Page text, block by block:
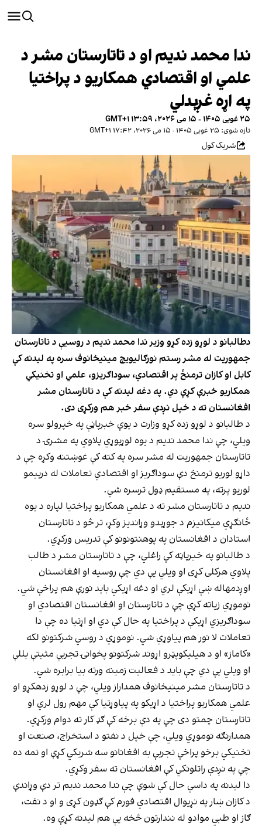
ندا محمد ندیم او د تاتارستان مشر د
علمي او اقتصادي همکاریو د پراختیا
په اړه غږېدلي
۲۵ غویی ۱۴۰۵ - ۱۵ می ۲۰۲۶، ۱۳:۵۹ GMT+۱
تازه شوی: ۲۵ غویی ۱۴۰۵ - ۱۵ می ۲۰۲۶، ۱۷:۴۲ GMT+۱
شریک کول
دطالبانو د لوړو زده کړو وزیر ندا محمد ندیم د روسیې د تاتارستان
جمهوریت له مشر رستم نورګالیویچ مینیخانوف سره په لیدنه کې
کابل او کازان ترمنځ پر اقتصادي، سوداګریزو، علمي او تخنیکي
همکاریو خبرې کړې دي. په دغه لیدنه کې د تاتارستان مشر
افغانستان ته د خپل نږدې سفر خبر هم ورکړی دی.
د طالبانو د لوړو زده کړو وزارت د یوې خبرپاڼې په خپرولو سره
ویلي، چې ندا محمد ندیم د یوه لوړپوړي پلاوي په مشرۍ د
تاتارستان جمهوریت له مشر سره په کته کې غوښتنه وکړه چې د
داړو لوریو ترمنخ دې سوداګریز او اقتصادي تعاملات له درېیمو
لوریو پرته، په مستقیم ډول ترسره شي.
ندیم د تاتارستان مشر ته د علمي همکاریو پراختیا لپاره د یوه
ځانګړي میکانیزم د جوړېدو وړاندیز وکړ، تر څو د تاتارستان
استادان د افغانستان په پوهنتونونو کې تدریس ورکړي.
د طالبانو په خبرپاڼه کې راغلي، چې د تاتارستان مشر د طالب
پلاوي هرکلی کړی او ویلي یې دي چې روسیه او افغانستان
اوږدمهاله ښې اړیکې لري او دغه اړیکي باید نورې هم پراخې شي.
نوموړي زیاته کړې چې د تاتارستان او افغانستان اقتصادي او
سوداګریزي اړیکې د پراختیا په حال کې دي او اړتیا ده چې دا
تعاملات لا نور هم پیاوړي شي. نوموړي د روسي شرکتونو لکه
«کاماز» او د هیلیکوپټرو اړوند شرکتونو پخوانۍ تجربې مثبتې بللې
او ویلي یې دي چې باید د فعالیت زمینه ورته بیا برابره شي.
د تاتارستان مشر مینیخانوف همداراز ویلي، چې د لوړو زدهکړو او
علمي همکاریو پراختیا د اړیکو په پیاوړتیا کې مهم رول لري او
تاتارستان چمتو دی چې په دې برخه کې ګډ کار ته دوام ورکړي.
همدارنګه نوموړي ویلي، چې خپل د نفتو د استخراج، صنعت او
تخنیکي برخو پراخې تجربې به افغانانو سه شریکي کړې او تمه ده
چې په نږدې راتلونکي کې افغانستان ته سفر وکړي.
دا لیدنه په داسې حال کې شوې چې ندا محمد ندیم تر دې وړاندې
د کازان ښار په نړیوال اقتصادي فورم کې ګډون کړی و او د نفت،
ګاز او طبي موادو له نندارتون څخه یې هم لیدنه کړې وه.